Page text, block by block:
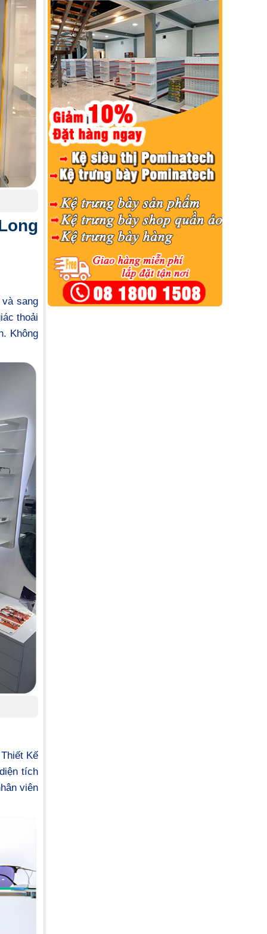
sang
thoải
Không
Kế
tích
viên